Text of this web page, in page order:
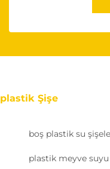
plastik Şişe
boş plastik su
plastik meyve suyu